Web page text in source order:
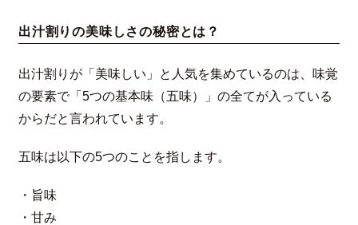
出汁割りの美味しさの秘密とは？
出汁割りが「美味しい」と人気を集めているのは、味覚
の要素で「5つの基本味（五味）」の全てが入っている
からだと言われています。
五味は以下の5つのことを指します。
・旨味
・甘み